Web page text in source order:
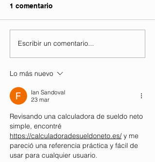
1 comentario
Escribir un comentario...
Lo más nuevo
Ian Sandoval
23 mar
Revisando una calculadora de sueldo neto
simple, encontré
https://calculadoradesueldoneto.es/ y me
pareció una referencia práctica y fácil de
usar para cualquier usuario.